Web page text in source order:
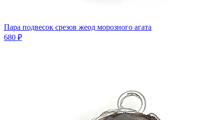
Пара подвесок срезов жеод морозного агата
680 ₽